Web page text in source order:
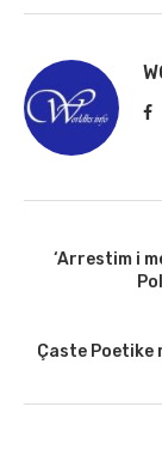
‘Arrestim i
Çaste Poetike